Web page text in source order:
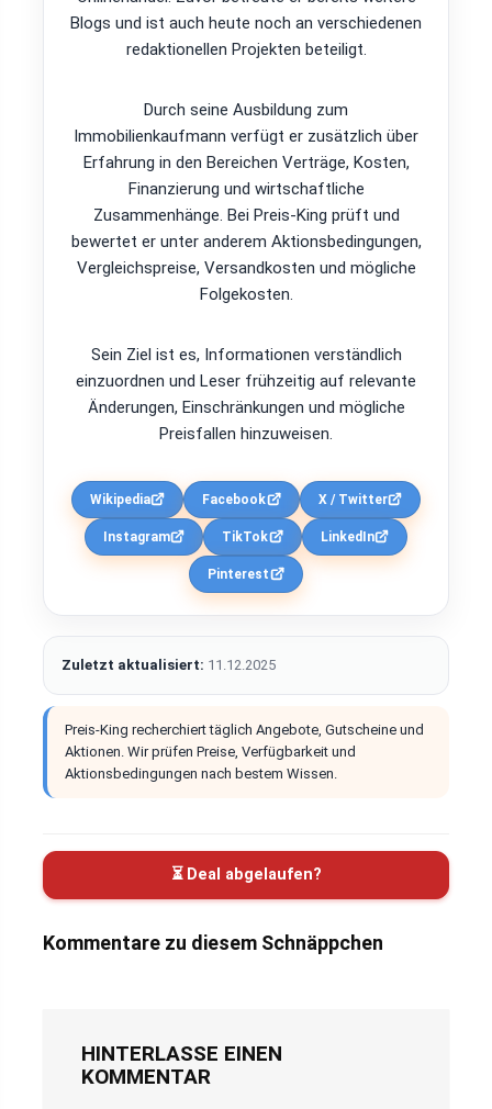
Blogs und ist auch heute noch an verschiedenen
redaktionellen Projekten beteiligt.
Durch seine Ausbildung zum
Immobilienkaufmann verfügt er zusätzlich über
Erfahrung in den Bereichen Verträge, Kosten,
Finanzierung und wirtschaftliche
Zusammenhänge. Bei Preis-King prüft und
bewertet er unter anderem Aktionsbedingungen,
Vergleichspreise, Versandkosten und mögliche
Folgekosten.
Sein Ziel ist es, Informationen verständlich
einzuordnen und Leser frühzeitig auf relevante
Änderungen, Einschränkungen und mögliche
Preisfallen hinzuweisen.
Wikipedia Facebook X / Twitter
Instagram TikTok LinkedIn
Pinterest
Zuletzt aktualisiert: 11.12.2025
Preis-King recherchiert täglich Angebote, Gutscheine und
Aktionen. Wir prüfen Preise, Verfügbarkeit und
Aktionsbedingungen nach bestem Wissen.
⏳ Deal abgelaufen?
Kommentare zu diesem Schnäppchen
HINTERLASSE EINEN
KOMMENTAR